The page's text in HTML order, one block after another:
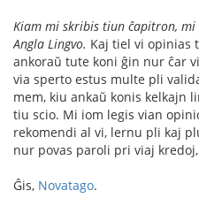
Kiam mi skribis tiun ĉapitron, mi
Angla Lingvo. Kaj tiel vi opinias
ankoraŭ tute koni ĝin nur ĉar
via sperto estus multe pli
mem, kiu ankaŭ konis kelkajn
tiu scio. Mi iom legis vian
rekomendi al vi, lernu pli kaj
nur povas paroli pri viaj
Ĝis, Novatago.